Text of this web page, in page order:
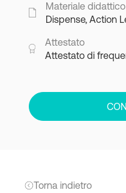
Materiale didattico
Dispense, Action
Attestato
Attestato di
Torna indietro